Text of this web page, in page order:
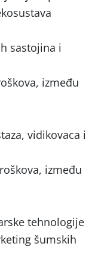
sastojina i
između
vidikovaca i
između
tehnologije
šumskih